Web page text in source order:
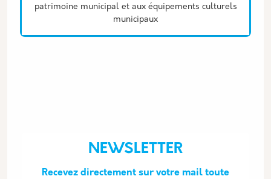
patrimoine municipal et aux équipements culturels
municipaux
NEWSLETTER
Recevez directement sur votre mail toute